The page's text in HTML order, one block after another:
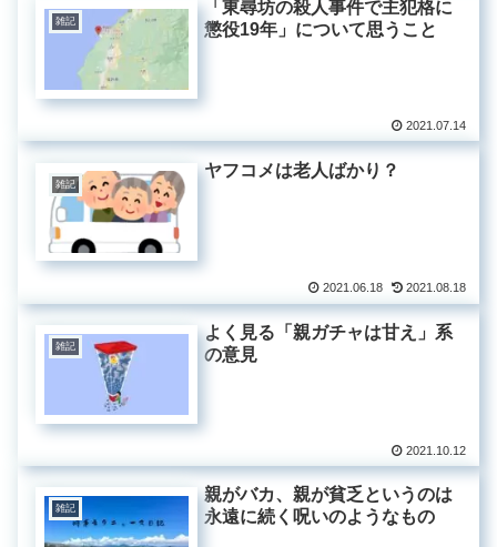
雑記
「東尋坊の殺人事件で主犯格に
懲役19年」について思うこと
2021.07.14
雑記
ヤフコメは老人ばかり？
2021.06.18 2021.08.18
雑記
よく見る「親ガチャは甘え」系
の意見
2021.10.12
雑記
親がバカ、親が貧乏というのは
永遠に続く呪いのようなもの